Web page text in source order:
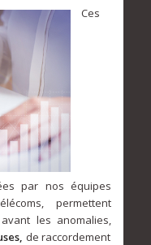
Ces
par nos équipes
permettent
les anomalies,
de raccordement